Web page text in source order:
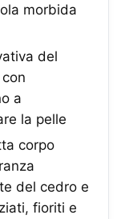
morbida
del
a
la pelle
corpo
del cedro e
fioriti e